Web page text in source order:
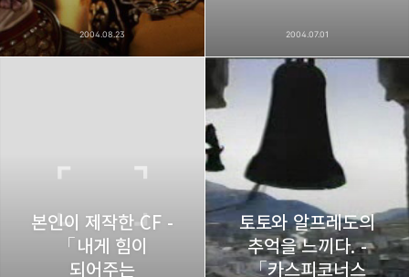
2004.08.23 2004.07.01
본인이 제작한 CF -
「내게 힘이
되어주는
토토와 알프레도의
추억을 느끼다. -
「카스피코너스